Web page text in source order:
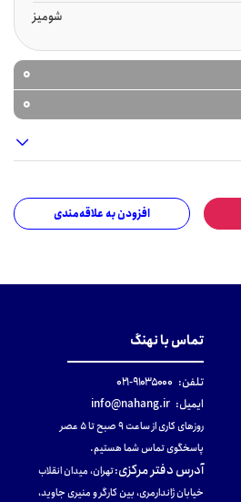
شومیز
0
0
افزودن به علاقه‌مندی
تماس با نهنگ
تلفن: ۹۱۰۳۵۰۰۰-۰۲۱
ایمیل: info@nahang.ir
روزهای کاری از ساعت ۹ صبح تا ۵ عصر
پاسخگوی تماس شما هستیم.
آدرس دفتر مرکزی:تهران، میدان انقلاب
خیابان ژاندارمری، بین کارگر و منیری جاوید،